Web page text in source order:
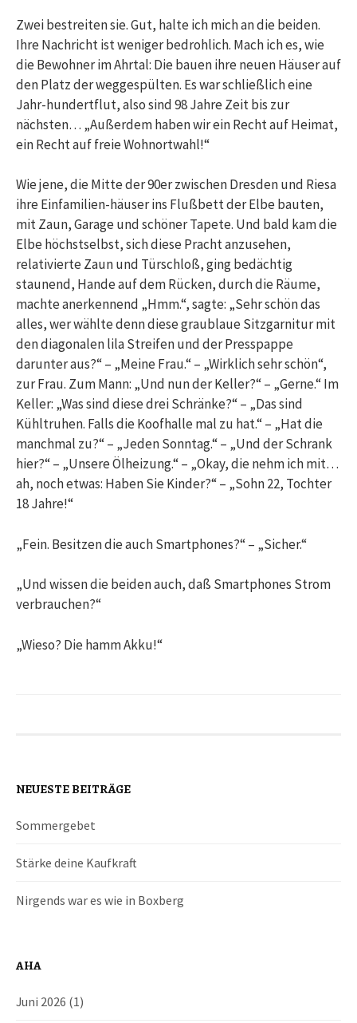
Zwei bestreiten sie. Gut, halte ich mich an die beiden.
Ihre Nachricht ist weniger bedrohlich. Mach ich es, wie
die Bewohner im Ahrtal: Die bauen ihre neuen Häuser auf
den Platz der weggespülten. Es war schließlich eine
Jahr-hundertflut, also sind 98 Jahre Zeit bis zur
nächsten… „Außerdem haben wir ein Recht auf Heimat,
ein Recht auf freie Wohnortwahl!“
Wie jene, die Mitte der 90er zwischen Dresden und Riesa
ihre Einfamilien-häuser ins Flußbett der Elbe bauten,
mit Zaun, Garage und schöner Tapete. Und bald kam die
Elbe höchstselbst, sich diese Pracht anzusehen,
relativierte Zaun und Türschloß, ging bedächtig
staunend, Hande auf dem Rücken, durch die Räume,
machte anerkennend „Hmm.“, sagte: „Sehr schön das
alles, wer wählte denn diese graublaue Sitzgarnitur mit
den diagonalen lila Streifen und der Presspappe
darunter aus?“ – „Meine Frau.“ – „Wirklich sehr schön“,
zur Frau. Zum Mann: „Und nun der Keller?“ – „Gerne.“ Im
Keller: „Was sind diese drei Schränke?“ – „Das sind
Kühltruhen. Falls die Koofhalle mal zu hat.“ – „Hat die
manchmal zu?“ – „Jeden Sonntag.“ – „Und der Schrank
hier?“ – „Unsere Ölheizung.“ – „Okay, die nehm ich mit…
ah, noch etwas: Haben Sie Kinder?“ – „Sohn 22, Tochter
18 Jahre!“
„Fein. Besitzen die auch Smartphones?“ – „Sicher.“
„Und wissen die beiden auch, daß Smartphones Strom
verbrauchen?“
„Wieso? Die hamm Akku!“
NEUESTE BEITRÄGE
Sommergebet
Stärke deine Kaufkraft
Nirgends war es wie in Boxberg
AHA
Juni 2026 (1)